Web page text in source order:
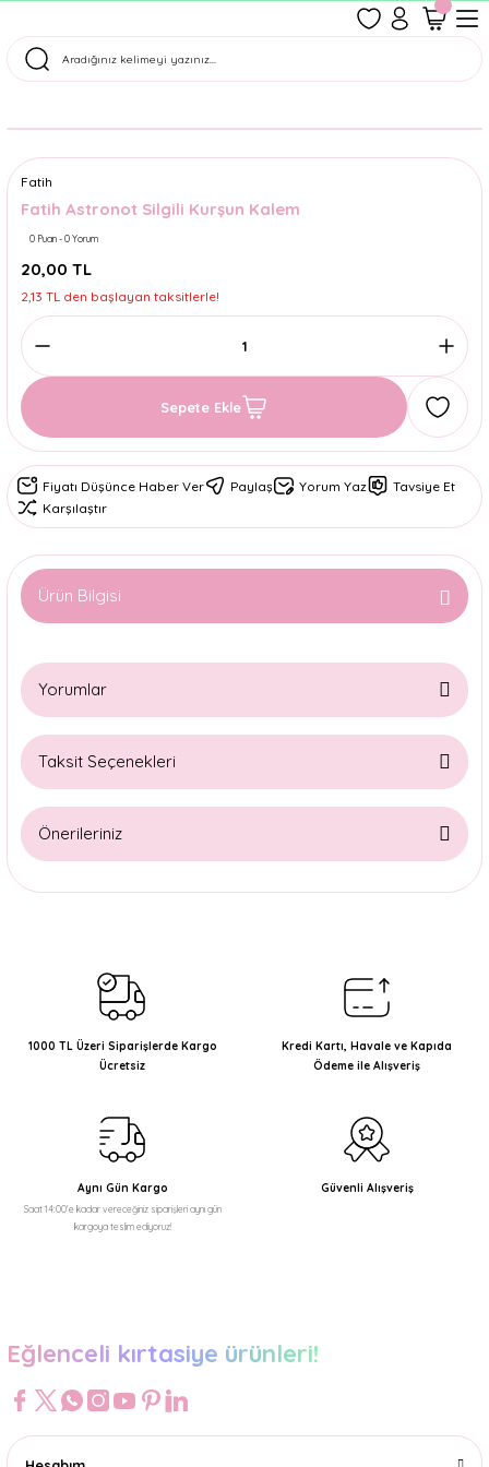
Tüm Siparişler Aynı Gün Kargoda!
Fatih
Fatih Astronot Silgili Kurşun Kalem
0 Puan - 0 Yorum
20,00 TL
2,13 TL den başlayan taksitlerle!
Sepete Ekle
Fiyatı Düşünce Haber Ver Paylaş Yorum Yaz
Tavsiye Et
Karşılaştır
Ürün Bilgisi
Yorumlar
Taksit Seçenekleri
Önerileriniz
Bu ürünün fiyat bilgisi, resim, ürün açıklamalarında ve diğer
Ürün resmi kalitesiz, bozuk veya görüntülenemiyor.
Ürün açıklamasında eksik bilgiler bulunuyor.
Ürün bilgilerinde hatalar bulunuyor.
Bu ürüne benzer farklı alternatifler olmalı.
1000 TL Üzeri Siparişlerde Kargo
Ücretsiz
Kredi Kartı, Havale ve Kapıda
Ödeme ile Alışveriş
Aynı Gün Kargo
Saat 14:00'e kadar vereceğiniz siparişleri aynı gün
kargoya teslim ediyoruz!
Güvenli Alışveriş
Eğlenceli kırtasiye ürünleri!